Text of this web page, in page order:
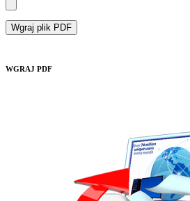
Wgraj plik PDF
WGRAJ PDF